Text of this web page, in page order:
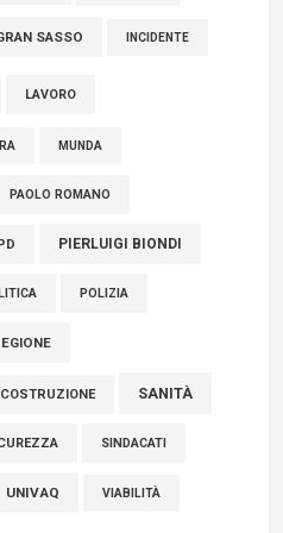
SASSO INCIDENTE
LAVORO
MUNDA
PAOLO ROMANO
PIERLUIGI BIONDI
POLIZIA
SANITÀ
SINDACATI
UNIVAQ VIABILITÀ